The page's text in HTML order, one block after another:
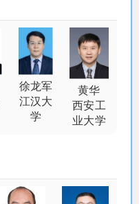
徐龙军
江汉大
学
黄华
西安工
业大学